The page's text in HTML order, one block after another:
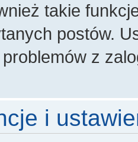
takie
postów.
z
i